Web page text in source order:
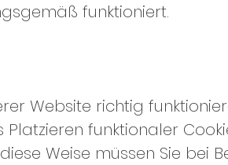
funktioniert.
Website richtig
funktionaler
Weise müssen Sie bei